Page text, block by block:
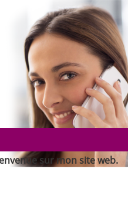
sur mon site web.